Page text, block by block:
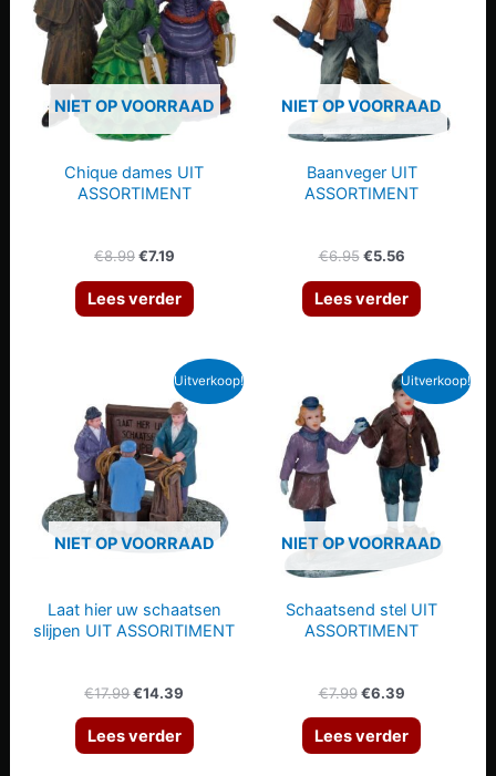
NIET OP VOORRAAD
Chique dames UIT
ASSORTIMENT
€8.99Oorspronkelijke
was:
€8.99.
€7.19Huidige
is:
€7.19.
Lees verder
NIET OP VOORRAAD
Baanveger UIT
ASSORTIMENT
€6.95 Oorspronkelijke
was:
€6.95.
€5.56Huidige
is:
€5.56.
Lees verder
Uitverkoop!
NIET OP VOORRAAD
Laat hier uw schaatsen
slijpen UIT ASSORITIMENT
€17.99Oorspronkelijke
was:
€17.99.
€14.39
is:
€14.39.
Lees verder
Uitverkoop!
NIET OP VOORRAAD
Schaatsend stel UIT
ASSORTIMENT
€7.99 Oorspronkelijke
was:
€7.99.
€6.39Huidige
is:
€6.39.
Lees verder